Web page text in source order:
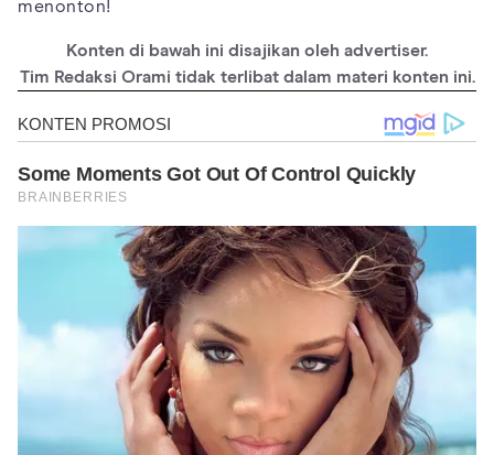
menonton!
Konten di bawah ini disajikan oleh advertiser.
Tim Redaksi Orami tidak terlibat dalam materi konten ini.